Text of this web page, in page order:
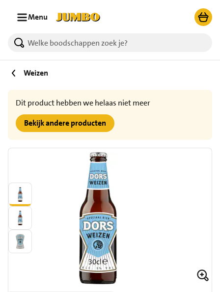
Menu
Weizen
Dit product hebben we helaas niet meer
Bekijk andere producten